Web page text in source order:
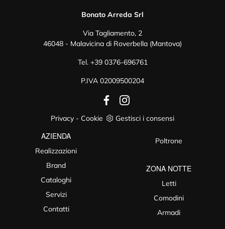
Bonato Arreda Srl
Via Tagliamento, 2
46048 - Malavicina di Roverbella (Mantova)
Tel. +39 0376-696761
P.IVA 02009500204
Privacy - Cookie Gestisci i consensi
AZIENDA
Realizzazioni
Brand
Cataloghi
Servizi
Contatti
Poltrone
ZONA NOTTE
Letti
Comodini
Armadi